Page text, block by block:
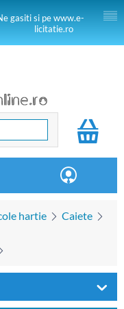
gasiti si pe www.e-
licitatie.ro
hartie
Caiete